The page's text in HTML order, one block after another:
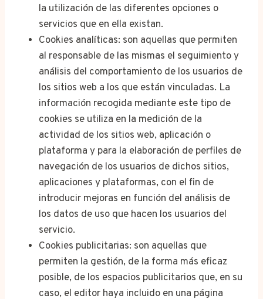
la utilización de las diferentes opciones o
servicios que en ella existan.
Cookies analíticas: son aquellas que permiten
al responsable de las mismas el seguimiento y
análisis del comportamiento de los usuarios de
los sitios web a los que están vinculadas. La
información recogida mediante este tipo de
cookies se utiliza en la medición de la
actividad de los sitios web, aplicación o
plataforma y para la elaboración de perfiles de
navegación de los usuarios de dichos sitios,
aplicaciones y plataformas, con el fin de
introducir mejoras en función del análisis de
los datos de uso que hacen los usuarios del
servicio.
Cookies publicitarias: son aquellas que
permiten la gestión, de la forma más eficaz
posible, de los espacios publicitarios que, en su
caso, el editor haya incluido en una página